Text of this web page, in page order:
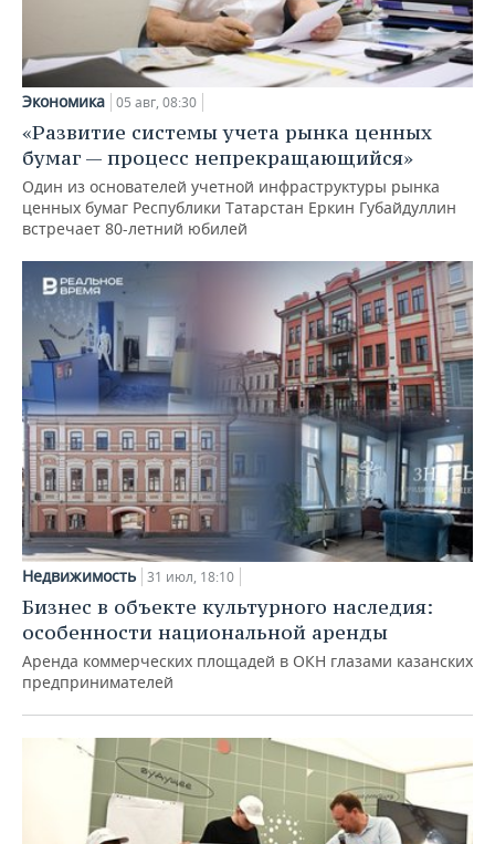
Экономика 05 авг, 08:30
«Развитие системы учета рынка ценных
бумаг — процесс непрекращающийся»
Один из основателей учетной инфраструктуры рынка
ценных бумаг Республики Татарстан Еркин Губайдуллин
встречает 80-летний юбилей
Недвижимость 31 июл, 18:10
Бизнес в объекте культурного наследия:
особенности национальной аренды
Аренда коммерческих площадей в ОКН глазами казанских
предпринимателей